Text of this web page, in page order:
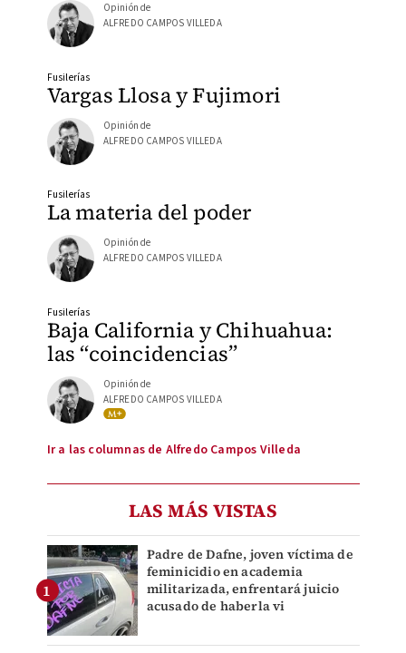
Opinión de
ALFREDO CAMPOS VILLEDA
Vargas Llosa y Fujimori
Fusilerías
Opinión de
ALFREDO CAMPOS VILLEDA
La materia del poder
Fusilerías
Opinión de
ALFREDO CAMPOS VILLEDA
Baja California y Chihuahua:
las “coincidencias”
Fusilerías
Opinión de
ALFREDO CAMPOS VILLEDA
Ir a las columnas de Alfredo Campos Villeda
LAS MÁS VISTAS
Padre de Dafne, joven víctima de
feminicidio en academia
militarizada, enfrentará juicio
acusado de haberla vi